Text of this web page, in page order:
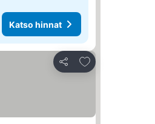
Katso hinnat
Jaa
Lisää suosikkeihin